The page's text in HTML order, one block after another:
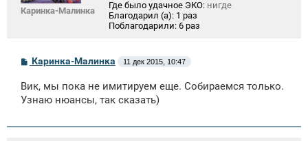
Каринка-Малинка
Где было удачное ЭКО: нигде
Благодарил (а): 1 раз
Поблагодарили: 6 раз
С
б
щ
и
Каринка-Малинка 11 дек 2015, 10:47
Вик, мы пока не имитируем еще. Собираемся только.
Узнаю нюансы, так сказать)